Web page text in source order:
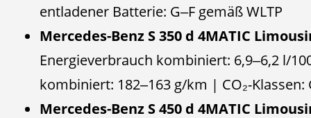
entladener Batterie: G‒F gemäß WLTP
Mercedes-Benz S 350 d 4MATIC
Energieverbrauch kombiniert: 6,9‒6,2 l/
kombiniert: 182‒163 g/km | CO₂-Klassen:
Mercedes-Benz S 450 d 4MATIC